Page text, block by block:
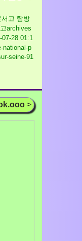
고 탐방
archives
07-28 01:1
national-p
seine-91
>